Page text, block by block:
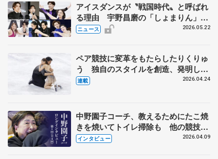
アイスダンスが〝戦国時代〟と呼ばれ
る理由 宇野昌磨の「しょまりん」ら
実力者が相次いで参戦 国内の競争激
ニュース 2026.05.22
ペア競技に変革をもたらしたりくりゅ
う 独自のスタイルを創造、発明した
【引退発表後②】
連載 2026.04.24
中野園子コーチ、教えるためにたこ焼
きを焼いてトイレ掃除も 他の競技に
も通用するという坂本花織の筋肉
インタビュー 2026.04.09